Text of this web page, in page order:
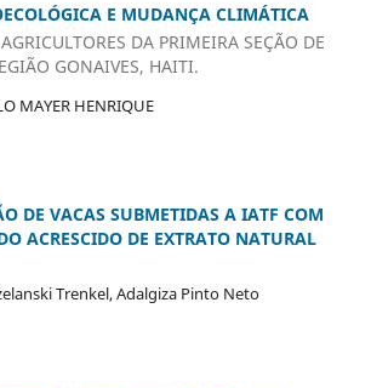
E MUDANÇA CLIMÁTICA
DA PRIMEIRA SEÇÃO DE
GONAIVES, HAITI.
MAYER HENRIQUE
DE VACAS SUBMETIDAS A IATF COM
ACRESCIDO DE EXTRATO NATURAL
Trenkel, Adalgiza Pinto Neto